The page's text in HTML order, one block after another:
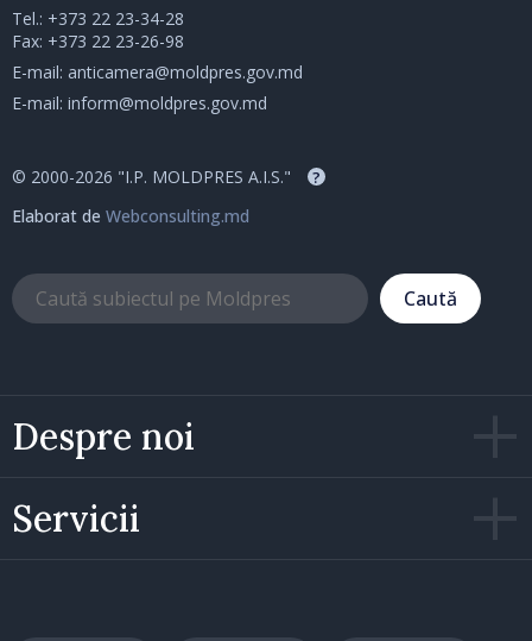
Despre noi
Servicii
Tel.: +373 22 23-34-28
Fax: +373 22 23-26-98
E-mail: anticamera@moldpres.gov.md
E-mail: inform@moldpres.gov.md
© 2000-2026 "I.P. MOLDPRES A.I.S." ?
Elaborat de Webconsulting.md
Caută